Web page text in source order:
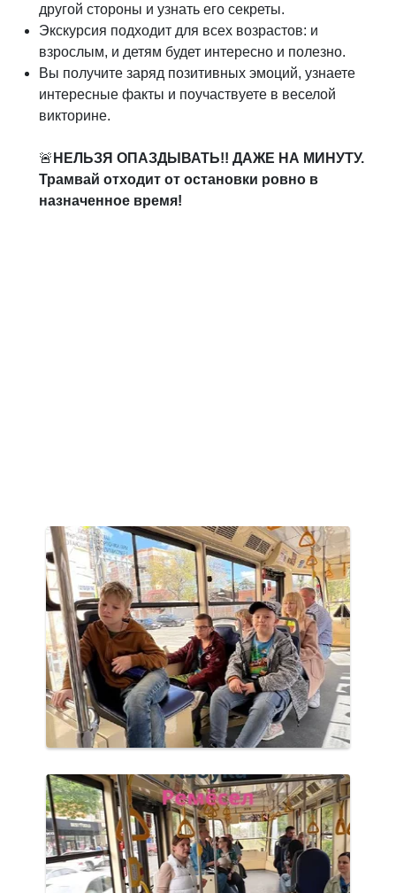
другой стороны и узнать его секреты.
Экскурсия подходит для всех возрастов: и
взрослым, и детям будет интересно и полезно.
Вы получите заряд позитивных эмоций, узнаете
интересные факты и поучаствуете в веселой
викторине.
🚨 НЕЛЬЗЯ ОПАЗДЫВАТЬ!! ДАЖЕ НА МИНУТУ.
Трамвай отходит от остановки ровно в
назначенное время!